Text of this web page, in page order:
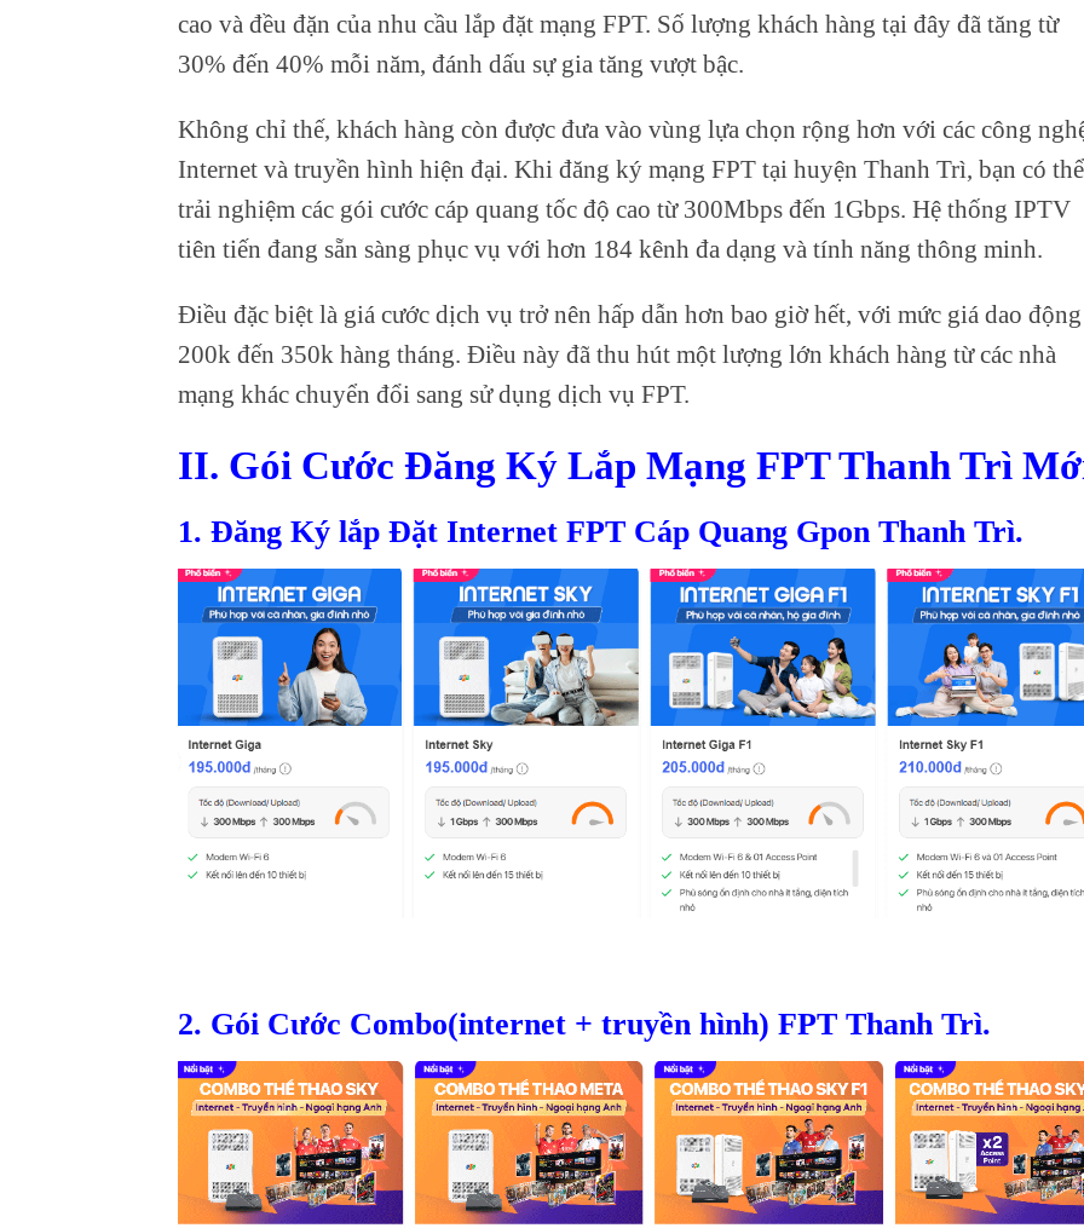
cao và đều đặn của nhu cầu lắp đặt mạng FPT. Số lượng khách hàng tại đây đã tăng từ
30% đến 40% mỗi năm, đánh dấu sự gia tăng vượt bậc.
Không chỉ thế, khách hàng còn được đưa vào vùng lựa chọn rộng hơn với các công
Internet và truyền hình hiện đại. Khi đăng ký mạng FPT tại huyện Thanh Trì, bạn có thể
trải nghiệm các gói cước cáp quang tốc độ cao từ 300Mbps đến 1Gbps. Hệ thống IPTV
tiên tiến đang sẵn sàng phục vụ với hơn 184 kênh đa dạng và tính năng thông minh.
Điều đặc biệt là giá cước dịch vụ trở nên hấp dẫn hơn bao giờ hết, với mức giá dao
200k đến 350k hàng tháng. Điều này đã thu hút một lượng lớn khách hàng từ các nhà
mạng khác chuyển đổi sang sử dụng dịch vụ FPT.
II. Gói Cước Đăng Ký Lắp Mạng FPT Thanh Trì
1. Đăng Ký lắp Đặt Internet FPT Cáp Quang Gpon Thanh Trì.
2. Gói Cước Combo(internet + truyền hình) FPT Thanh Trì.